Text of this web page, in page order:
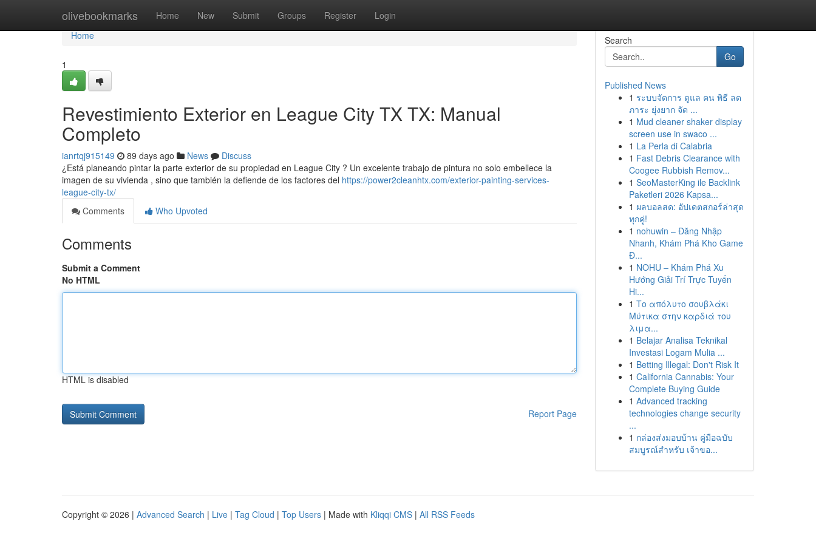
olivebookmarks Home New Submit Groups Register Login
Home
Home
1
Revestimiento Exterior en League City TX TX: Manual
Completo
ianrtqj915149 89 days ago News
Discuss
¿Está planeando pintar la parte exterior de su propiedad en League City ? Un excelente trabajo de pintura no solo embellece la
imagen de su vivienda , sino que también la defiende de los factores del https://power2cleanhtx.com/exterior-painting-services-
league-city-tx/
Comments
Who Upvoted
Comments
Submit a Comment
No HTML
HTML is disabled
Report Page
Search
Go
Published News
1 ระบบจัดการ ดูแล คน พิธี ลด
ภาระ ยุ่งยาก จัด ...
1 Mud cleaner shaker display
screen use in swaco ...
1 La Perla di Calabria
1 Fast Debris Clearance with
Coogee Rubbish Remov...
1 SeoMasterKing ile Backlink
Paketleri 2026 Kapsa...
1 ผลบอลสด: อัปเดตสกอร์ล่าสุด
ทุกคู่!
1 nohuwin – Đăng Nhập
Nhanh, Khám Phá Kho Game
Đ...
1 NOHU – Khám Phá Xu
Hướng Giải Trí Trực Tuyến
Hi...
1 Το απόλυτο σουβλάκι
Μύτικα στην καρδιά του
λιμα...
1 Belajar Analisa Teknikal
Investasi Logam Mulia ...
1 Betting Illegal: Don't Risk It
1 California Cannabis: Your
Complete Buying Guide
1 Advanced tracking
technologies change security
...
1 กล่องส่งมอบบ้าน คู่มือฉบับ
สมบูรณ์สำหรับ เจ้าขอ...
Copyright © 2026 | Advanced Search | Live | Tag Cloud | Top Users | Made with Kliqqi CMS | All RSS Feeds